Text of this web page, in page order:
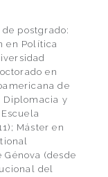
postgrado:
en Política
en
de
Diplomacia y
Máster en
(desde
del